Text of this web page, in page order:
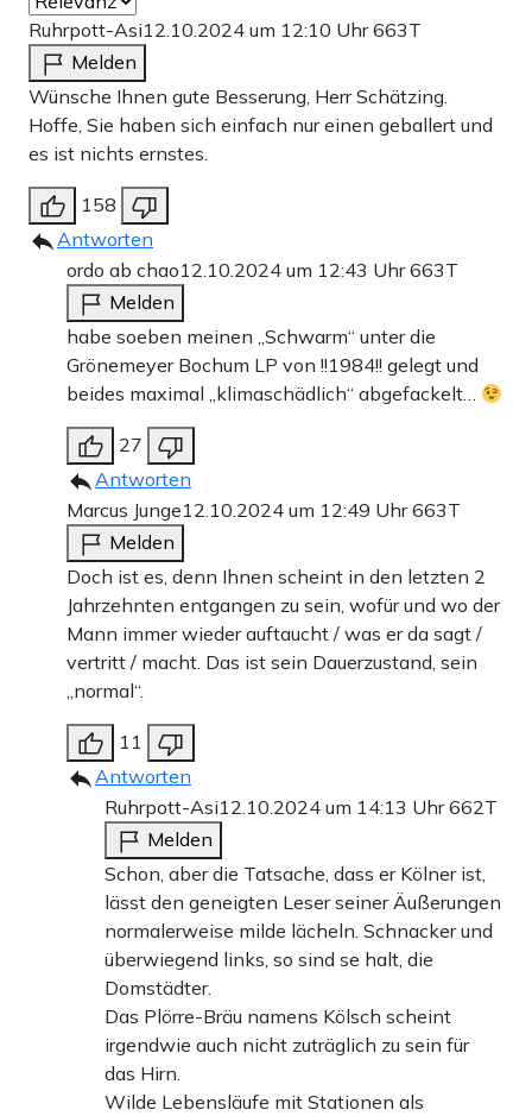
Ruhrpott-Asi12.10.2024 um 12:10 Uhr663T
Melden
Wünsche Ihnen gute Besserung, Herr Schätzing.
Hoffe, Sie haben sich einfach nur einen geballert und
es ist nichts ernstes.
158
Antworten
ordo ab chao12.10.2024 um 12:43 Uhr663T
Melden
habe soeben meinen „Schwarm“ unter die
Grönemeyer Bochum LP von !!1984!! gelegt und
beides maximal „klimaschädlich“ abgefackelt…
27
Antworten
Marcus Junge12.10.2024 um 12:49 Uhr663T
Melden
Doch ist es, denn Ihnen scheint in den letzten 2
Jahrzehnten entgangen zu sein, wofür und wo der
Mann immer wieder auftaucht / was er da sagt /
vertritt / macht. Das ist sein Dauerzustand, sein
„normal“.
11
Antworten
Ruhrpott-Asi12.10.2024 um 14:13 Uhr662T
Melden
Schon, aber die Tatsache, dass er Kölner ist,
lässt den geneigten Leser seiner Äußerungen
normalerweise milde lächeln. Schnacker und
überwiegend links, so sind se halt, die
Domstädter.
Das Plörre-Bräu namens Kölsch scheint
irgendwie auch nicht zuträglich zu sein für
das Hirn.
Wilde Lebensläufe mit Stationen als